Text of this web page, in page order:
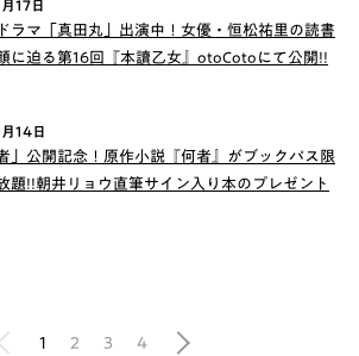
17日
ラマ「真田丸」出演中！女優・恒松祐里の読書
に迫る第16回『本讀乙女』otoCotoにて公開!!
14日
」公開記念！原作小説『何者』がブックパス限
題!!朝井リョウ直筆サイン入り本のプレゼント
1 2 3 4